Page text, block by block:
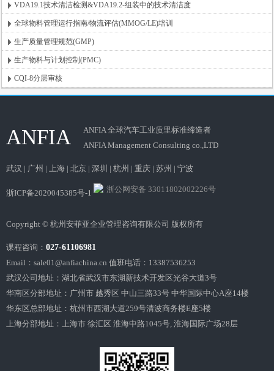
VDA19.1技术清洁检测&VDA19.2-组装中的技术清洁度
全球物料管理运行指南/物流评估(MMOG/LE)培训
生产质量管理规范(GMP)
生产物料与计划控制(PMC)
CQI-8分层审核
ANFIA
ANFIA 全球汽车工业质里标准缔造者
ANFIA Management Consulting co.,LTD
武汉 | 广州 | 上海 | 北京 | 深圳 | 杭州 | 重庆 | 苏州 | 宁波
浙ICP备2020045385号-1 浙公网安备 33011802002226号
Copyright © 杭州安菲亚企业管理咨询有限公司 版权所有
课程咨询： 027-61106981
Email：sale01@anfiachina.cn 值班电话：13387536253
武汉公司地址：湖北省武汉市东湖新技术开发区光谷大道3号
华南区分部地址：广州市 越秀区 中山三路33号 中华国际中心A座14楼
华东区总部地址：杭州市西湖大道259号清波商务楼E座5楼
上海分部地址：上海市 徐汇区 淮海中路1045号, 淮海国际广场28层